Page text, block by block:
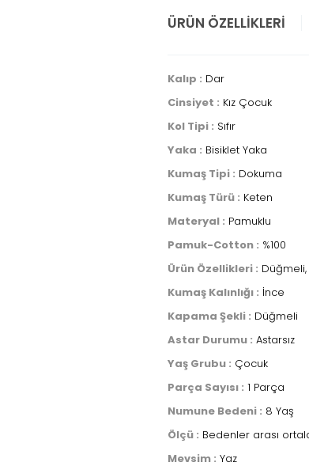
ÜRÜN ÖZELLIKLERI
Kalıp : Dar
Cinsiyet : Kız Çocuk
Kol Tipi : Sıfır
Yaka : Bisiklet Yaka
Kumaş Tipi : Dokuma
Kumaş Türü : Keten
Materyal : Pamuklu
Pamuk-Cotton : %100
Ürün Özellikleri : Düğmeli,
Kumaş Kalınlığı : İnce
Kapama Şekli : Düğmeli
Astar Durumu : Astarsız
Yaş Grubu : Çocuk
Parça Sayısı : 1 Parça
Numune Bedeni : 8 Yaş
Ölçü : Bedenler arası
Mevsim : Yaz